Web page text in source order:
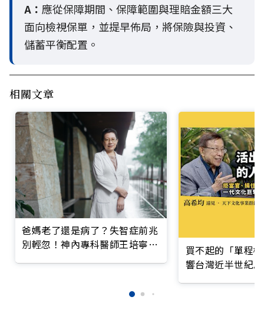
A： 應從保障期間、保障範圍與理賠金額三大
面向檢視保單，並提早佈局，將保險與投資、
儲蓄平衡配置。
相關文章
爸媽老了還是病了？失智症前兆
別輕忽！神內專科醫師王培寧呼
買不起的「單程
響台灣近半世紀